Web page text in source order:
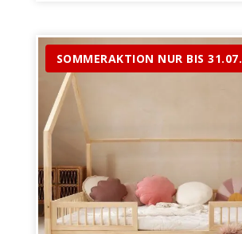
SOMMERAKTION NUR BIS 31.07.